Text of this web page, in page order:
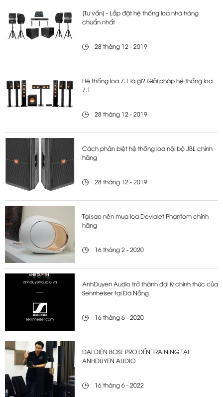
[Tư vấn] - Lắp đặt hệ thống loa nhà hàng
chuẩn nhất
28 tháng 12 - 2019
Hệ thống loa 7.1 là gì? Giải pháp hệ thống loa
7.1
28 tháng 12 - 2019
Cách phân biệt hệ thống loa nội bộ JBL chính
hãng
28 tháng 12 - 2019
Tại sao nên mua loa Devialet Phantom chính
hãng
16 tháng 2 - 2020
AnhDuyen Audio trở thành đại lý chính thức của
Sennheiser tại Đà Nẵng
16 tháng 6 - 2020
ĐẠI DIỆN BOSE PRO ĐẾN TRAINING TẠI
ANHDUYEN AUDIO
16 tháng 6 - 2022